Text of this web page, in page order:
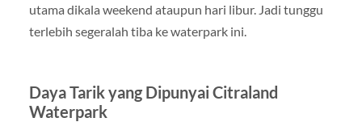
utama dikala weekend ataupun hari libur. Jadi tunggu
terlebih segeralah tiba ke waterpark ini.
Daya Tarik yang Dipunyai Citraland
Waterpark